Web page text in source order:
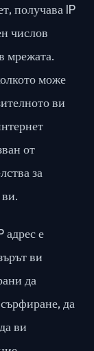
получава IP
числов
мрежата.
може
ви
от
за
адрес е
ви
да
да
ви